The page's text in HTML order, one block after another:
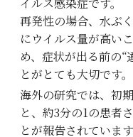
イルス感染症です。
再発性の場合、水ぶ
にウイルス量が高い
め、症状が出る前の“
とがとても大切です。
海外の研究では、初
と、約3分の1の患者
とが報告されています